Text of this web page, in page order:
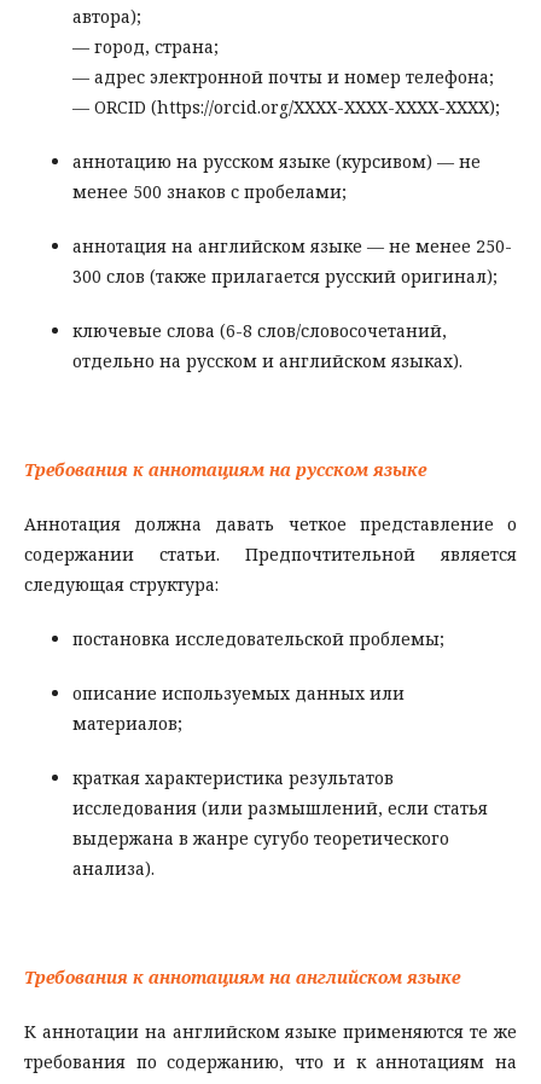
автора);
— город, страна;
— адрес электронной почты и номер телефона;
— ORCID (https://orcid.org/ХХХХ-ХХХХ-ХХХХ-ХХХХ);
аннотацию на русском языке (курсивом) — не
менее 500 знаков с пробелами;
аннотация на английском языке — не менее 250-
300 слов (также прилагается русский оригинал);
ключевые слова (6-8 слов/словосочетаний,
отдельно на русском и английском языках).
Требования к аннотациям на русском языке
Аннотация должна давать четкое представление о
содержании статьи. Предпочтительной является
следующая структура:
постановка исследовательской проблемы;
описание используемых данных или
материалов;
краткая характеристика результатов
исследования (или размышлений, если статья
выдержана в жанре сугубо теоретического
анализа).
Требования к аннотациям на английском языке
К аннотации на английском языке применяются те же
требования по содержанию, что и к аннотациям на